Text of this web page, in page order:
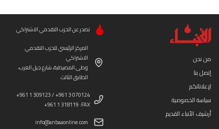
من نحن
إتصل بنا
لإعلاناتكم
سياسة الخصوصية
أرشيف الأنباء القديم
تصدر عن الحزب التقدمي الاشتراكي
المركز الرئيسي للحزب التقدمي
الاشتراكي
وطى المصيطبة، شارع جبل العرب،
الطابق الثالث
+961 1 309123 / +961 3 070124
+961 1 318119 :FAX
info@anbaaonline.com